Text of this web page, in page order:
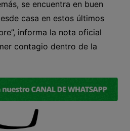
se encuentra en buen
casa en estos últimos
informa la nota oficial
contagio dentro de la